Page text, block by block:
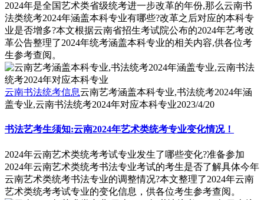
2024年是全国艺术类省级统考进一步改革的年份,那么云南书
法类统考2024年涵盖本科专业有哪些?改革之后对应的本科专
业是否增多?本文根据云南省招生考试院公布的2024年艺考改
革公告整理了2024年统考涵盖本科专业的相关内容,供各位考
生参考查阅。
云南书法统考信息云南艺考涵盖本科专业,书法统考2024年涵
盖专业,云南书法统考2024年对应本科专业2023/4/20
书法艺考生须知:云南2024年艺术类统考专业变化情况！
2024年云南艺术类统考考试专业发生了哪些变化?准备参加
2024年云南艺术类统考书法专业考试的考生是否了解具体今年
云南艺术类统考书法专业的调整情况?本文整理了2024年云南
艺术类统考考试专业的变化信息，供各位考生参考查阅。